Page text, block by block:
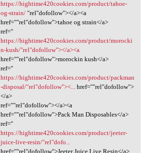
https://hightime420cookies.com/product/tahoe-
og-strain/"rel"dofollow"></a><a
href=""rel"dofollow">tahoe og strain</a>
ref="
https://hightime420cookies.com/product/morocki
n-kush/"rel"dofollow"></a><a
href=""rel"dofollow">morockin kush</a>
ref="
https://hightime420cookies.com/product/packman
-disposal/"rel"dofollow"><...href=""rel"dofollow">
</a>
ref=""rel"dofollow"></a><a
href=""rel"dofollow">Pack Man Disposables</a>
ref="
https://hightime420cookies.com/product/jeeter-
juice-live-resin/"rel"dofo...
href=""rel"dofollow">Jeeter Juice Live Resin</a>